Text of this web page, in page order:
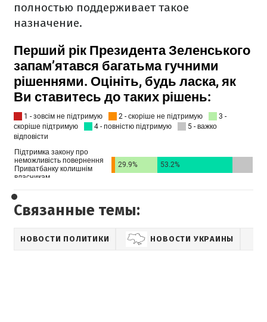
полностью поддерживает такое
назначение.
Связанные темы:
НОВОСТИ ПОЛИТИКИ НОВОСТИ УКРАИНЫ